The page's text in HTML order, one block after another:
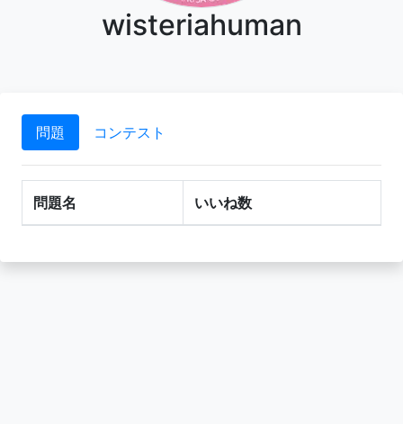
wisteriahuman
問題 コンテスト
問題名 いいね数